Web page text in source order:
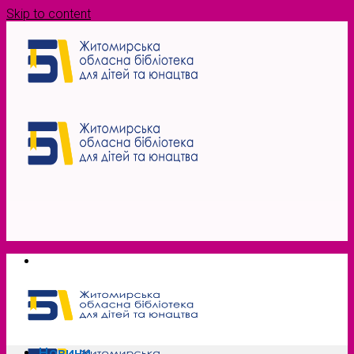
Skip to content